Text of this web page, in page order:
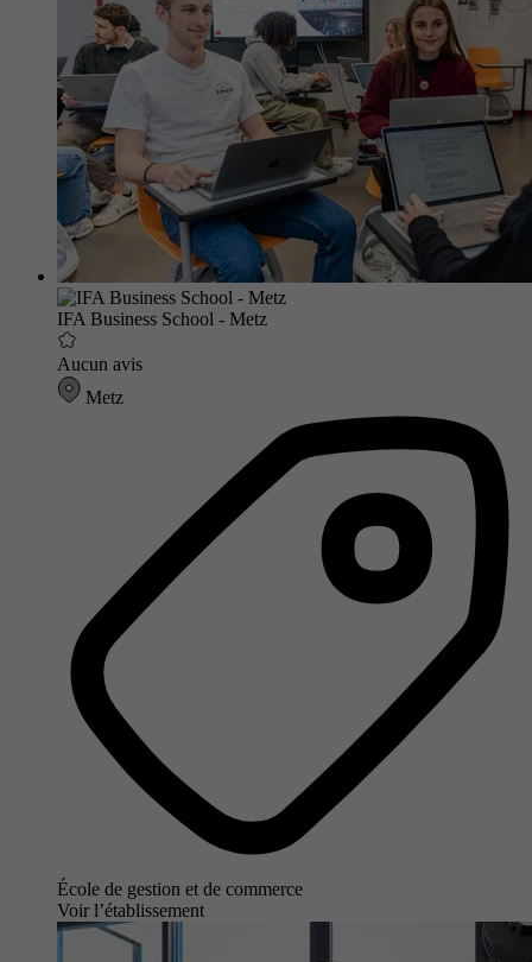
IFA Business School - Metz
Aucun avis
Metz
École de gestion et de commerce
Voir l’établissement